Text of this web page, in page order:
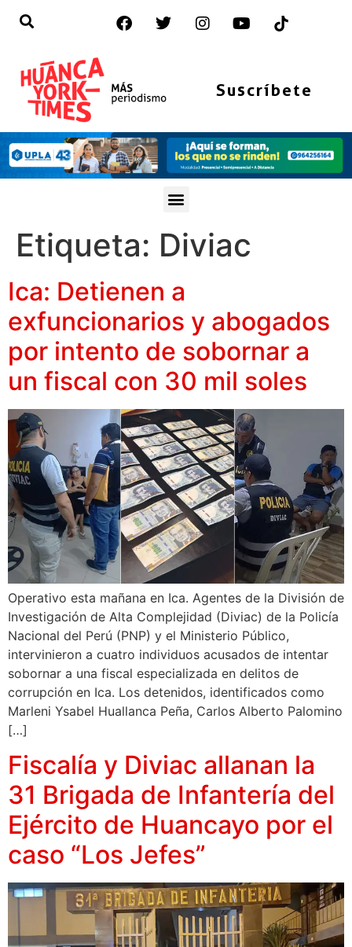
Suscríbete
Etiqueta: Diviac
Ica: Detienen a
exfuncionarios y abogados
por intento de sobornar a
un fiscal con 30 mil soles
Operativo esta mañana en Ica. Agentes de la División de
Investigación de Alta Complejidad (Diviac) de la Policía
Nacional del Perú (PNP) y el Ministerio Público,
intervinieron a cuatro individuos acusados de intentar
sobornar a una fiscal especializada en delitos de
corrupción en Ica. Los detenidos, identificados como
Marleni Ysabel Huallanca Peña, Carlos Alberto Palomino
[…]
Fiscalía y Diviac allanan la
31 Brigada de Infantería del
Ejército de Huancayo por el
caso “Los Jefes”